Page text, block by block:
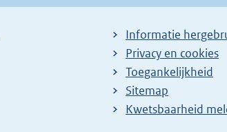
Informatie
Privacy en cookies
Toegankelijkheid
Sitemap
E
Kwetsbaarheid